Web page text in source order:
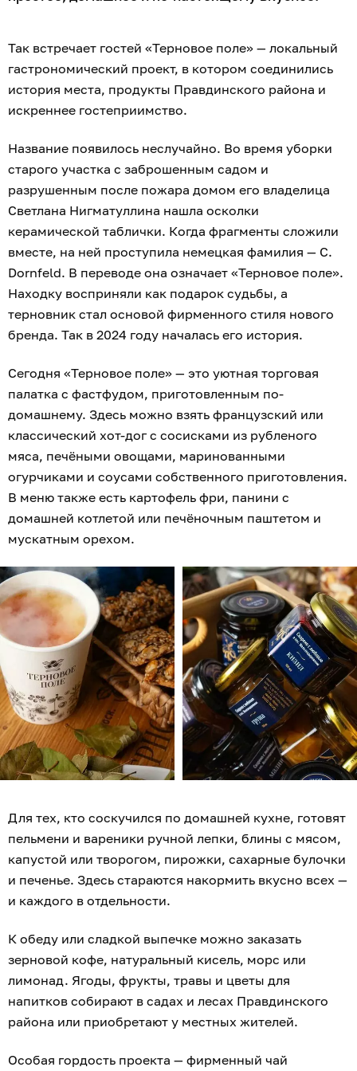
Так встречает гостей «Терновое поле» — локальный
гастрономический проект, в котором соединились
история места, продукты Правдинского района и
искреннее гостеприимство.
Название появилось неслучайно. Во время уборки
старого участка с заброшенным садом и
разрушенным после пожара домом его владелица
Светлана Нигматуллина нашла осколки
керамической таблички. Когда фрагменты сложили
вместе, на ней проступила немецкая фамилия — C.
Dornfeld. В переводе она означает «Терновое поле».
Находку восприняли как подарок судьбы, а
терновник стал основой фирменного стиля нового
бренда. Так в 2024 году началась его история.
Сегодня «Терновое поле» — это уютная торговая
палатка с фастфудом, приготовленным по-
домашнему. Здесь можно взять французский или
классический хот-дог с сосисками из рубленого
мяса, печёными овощами, маринованными
огурчиками и соусами собственного приготовления.
В меню также есть картофель фри, панини с
домашней котлетой или печёночным паштетом и
мускатным орехом.
Для тех, кто соскучился по домашней кухне, готовят
пельмени и вареники ручной лепки, блины с мясом,
капустой или творогом, пирожки, сахарные булочки
и печенье. Здесь стараются накормить вкусно всех —
и каждого в отдельности.
К обеду или сладкой выпечке можно заказать
зерновой кофе, натуральный кисель, морс или
лимонад. Ягоды, фрукты, травы и цветы для
напитков собирают в садах и лесах Правдинского
района или приобретают у местных жителей.
Особая гордость проекта — фирменный чай